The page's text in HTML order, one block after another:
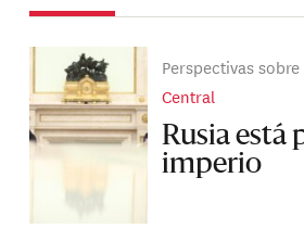
Perspectivas
Central
Rusia está
imperio